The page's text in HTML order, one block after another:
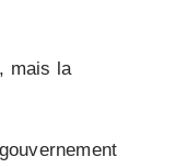
mais la